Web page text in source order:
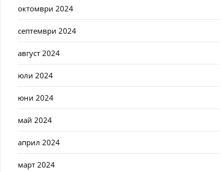
октомври 2024
септември 2024
август 2024
юли 2024
юни 2024
май 2024
април 2024
март 2024